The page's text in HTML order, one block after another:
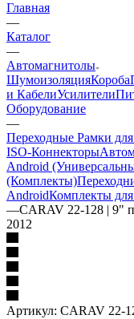
Главная
—
Каталог
—
Автомагнитолы
ШумоизоляцияКороба
и КабелиУсилители
Оборудование
—
Переходные Рамки
ISO-Коннекторы
Android
(Комплекты)
AndroidКомплекты
—CARAV 22-128 | 9"
2012
Артикул: CARAV 22-